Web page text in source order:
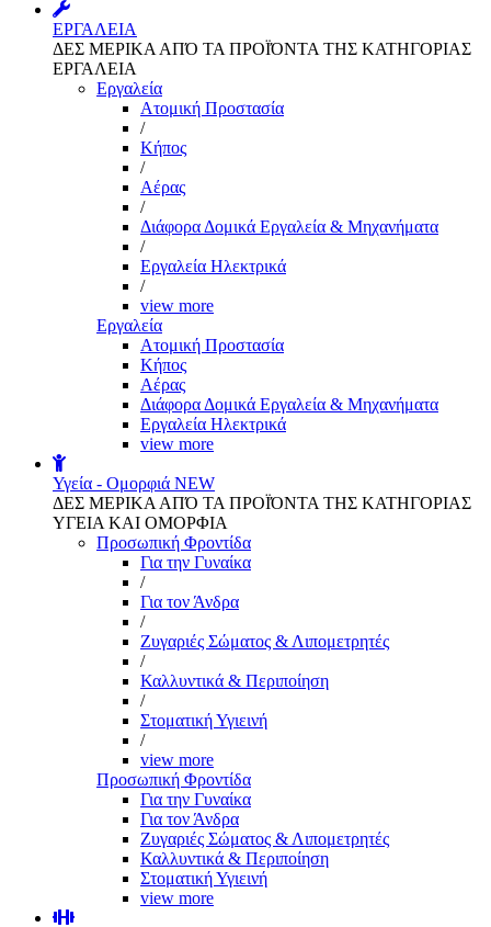
ΕΡΓΑΛΕΙΑ
ΔΕΣ ΜΕΡΙΚΑ ΑΠΌ ΤΑ ΠΡΟΪΌΝΤΑ ΤΗΣ ΚΑΤΗΓΟΡΙΑΣ
ΕΡΓΑΛΕΙΑ
Εργαλεία
Aτομική Προστασία
/
Kήπος
/
Αέρας
/
Διάφορα Δομικά Εργαλεία & Μηχανήματα
/
Εργαλεία Ηλεκτρικά
/
view more
Εργαλεία
Aτομική Προστασία
Kήπος
Αέρας
Διάφορα Δομικά Εργαλεία & Μηχανήματα
Εργαλεία Ηλεκτρικά
view more
Υγεία - Ομορφιά NEW
ΔΕΣ ΜΕΡΙΚΑ ΑΠΌ ΤΑ ΠΡΟΪΌΝΤΑ ΤΗΣ ΚΑΤΗΓΟΡΙΑΣ
ΥΓΕΙΑ ΚΑΙ ΟΜΟΡΦΙΑ
Προσωπική Φροντίδα
Για την Γυναίκα
/
Για τον Άνδρα
/
Ζυγαριές Σώματος & Λιπομετρητές
/
Καλλυντικά & Περιποίηση
/
Στοματική Υγιεινή
/
view more
Προσωπική Φροντίδα
Για την Γυναίκα
Για τον Άνδρα
Ζυγαριές Σώματος & Λιπομετρητές
Καλλυντικά & Περιποίηση
Στοματική Υγιεινή
view more